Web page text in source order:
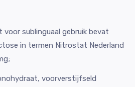
voor sublinguaal gebruik bevat
in termen Nitrostat Nederland
voorverstijfseld